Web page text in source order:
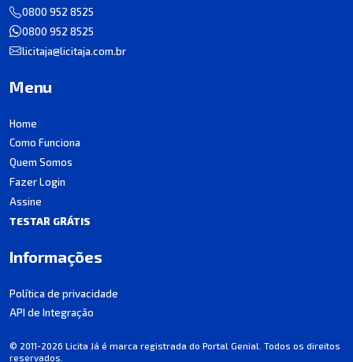
0800 952 8525
0800 952 8525
licitaja@licitaja.com.br
Menu
Home
Como Funciona
Quem Somos
Fazer Login
Assine
TESTAR GRÁTIS
Informações
Política de privacidade
API de Integração
© 2011-2026 Licita Já é marca registrada do Portal Genial. Todos os direitos
reservados.